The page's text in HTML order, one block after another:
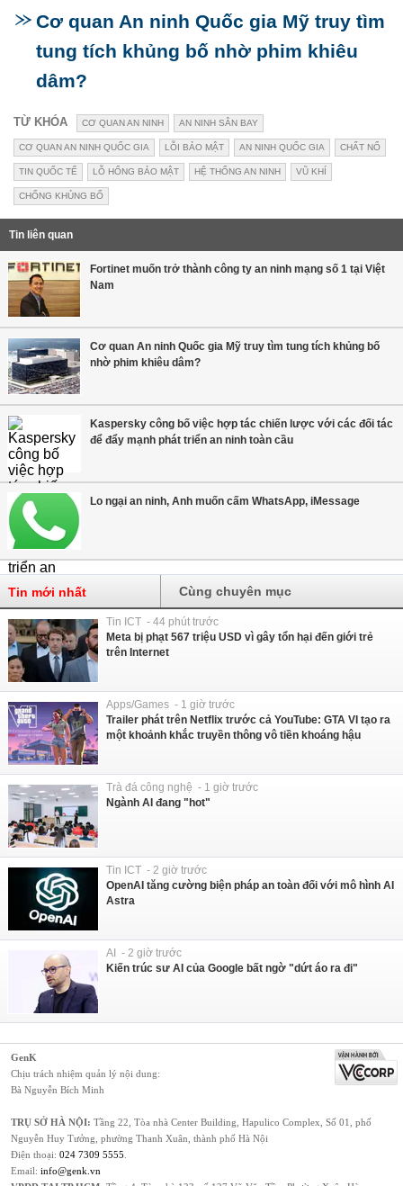
Cơ quan An ninh Quốc gia Mỹ truy tìm
tung tích khủng bố nhờ phim khiêu
dâm?
TỪ KHÓA CƠ QUAN AN NINH AN NINH SÂN BAY
CƠ QUAN AN NINH QUỐC GIA LỖI BẢO MẬT AN NINH QUỐC GIA CHẤT NỔ
TIN QUỐC TẾ LỖ HỔNG BẢO MẬT HỆ THỐNG AN NINH VŨ KHÍ
CHỐNG KHỦNG BỐ
Tin liên quan
Fortinet muốn trở thành công ty an ninh mạng số 1 tại Việt
Nam
Cơ quan An ninh Quốc gia Mỹ truy tìm tung tích khủng bố
nhờ phim khiêu dâm?
Kaspersky công bố việc hợp tác chiến lược với các đối tác
để đẩy mạnh phát triển an ninh toàn cầu
Lo ngại an ninh, Anh muốn cấm WhatsApp, iMessage
Tin mới nhất Cùng chuyên mục
Tin ICT - 44 phút trước
Meta bị phạt 567 triệu USD vì gây tổn hại đến giới trẻ
trên Internet
Apps/Games - 1 giờ trước
Trailer phát trên Netflix trước cả YouTube: GTA VI tạo ra
một khoảnh khắc truyền thông vô tiền khoáng hậu
Trà đá công nghệ - 1 giờ trước
Ngành AI đang "hot"
Tin ICT - 2 giờ trước
OpenAI tăng cường biện pháp an toàn đối với mô hình AI
Astra
AI - 2 giờ trước
Kiến trúc sư AI của Google bất ngờ "dứt áo ra đi"
GenK
Chịu trách nhiệm quản lý nội dung:
Bà Nguyễn Bích Minh
TRỤ SỞ HÀ NỘI: Tầng 22, Tòa nhà Center Building, Hapulico Complex, Số 01, phố
Nguyễn Huy Tưởng, phường Thanh Xuân, thành phố Hà Nội
Điện thoại: 024 7309 5555.
Email: info@genk.vn